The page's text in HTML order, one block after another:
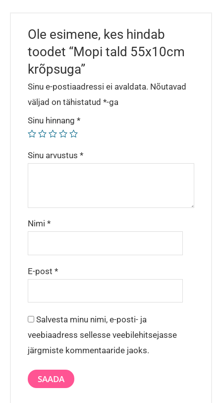
Ole esimene, kes hindab
toodet “Mopi tald 55x10cm
krõpsuga”
Sinu e-postiaadressi ei avaldata. Nõutavad
väljad on tähistatud *-ga
Sinu hinnang *
Sinu arvustus *
Nimi *
E-post *
Salvesta minu nimi, e-posti- ja
veebiaadress sellesse veebilehitsejasse
järgmiste kommentaaride jaoks.